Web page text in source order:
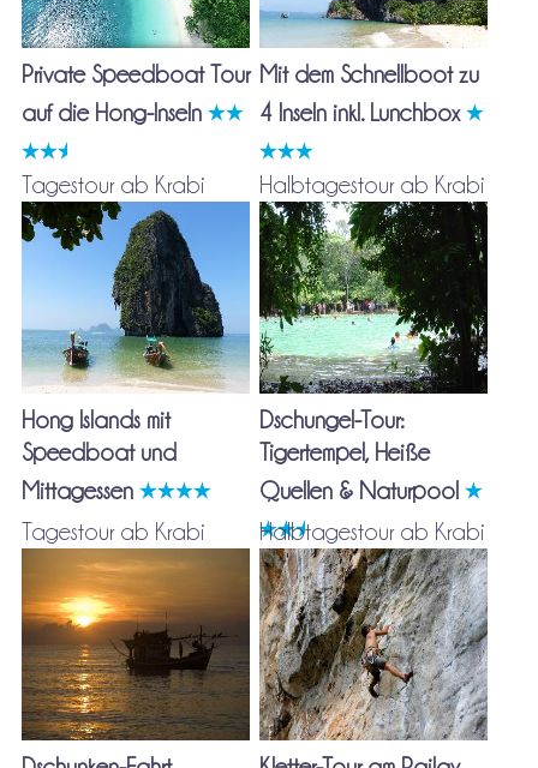
Private Speedboat Tour
auf die Hong-Inseln
Mit dem Schnellboot zu
4 Inseln inkl. Lunchbox
Tagestour ab Krabi
Hong Islands mit
Speedboat und
Mittagessen
Halbtagestour ab Krabi
Dschungel-Tour:
Tigertempel, Heiße
Quellen & Naturpool
Tagestour ab Krabi
Halbtagestour ab Krabi